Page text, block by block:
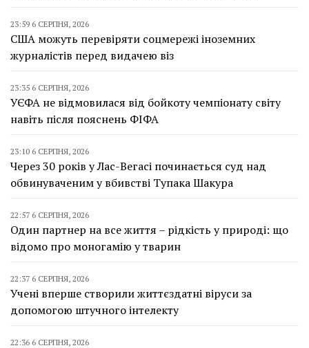
23:59 6 СЕРПНЯ, 2026
США можуть перевіряти соцмережі іноземних
журналістів перед видачею віз
23:35 6 СЕРПНЯ, 2026
УЄФА не відмовилася від бойкоту чемпіонату світу
навіть після пояснень ФІФА
23:10 6 СЕРПНЯ, 2026
Через 30 років у Лас-Вегасі починається суд над
обвинуваченим у вбивстві Тупака Шакура
22:57 6 СЕРПНЯ, 2026
Один партнер на все життя – рідкість у природі: що
відомо про моногамію у тварин
22:37 6 СЕРПНЯ, 2026
Учені вперше створили життєздатні віруси за
допомогою штучного інтелекту
22:36 6 СЕРПНЯ, 2026